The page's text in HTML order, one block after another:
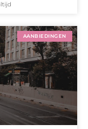
AANBIEDINGEN